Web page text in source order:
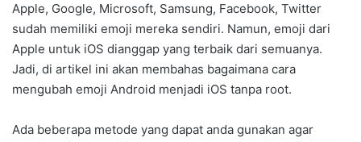
Apple, Google, Microsoft, Samsung, Facebook, Twitter
sudah memiliki emoji mereka sendiri. Namun, emoji dari
Apple untuk iOS dianggap yang terbaik dari semuanya.
Jadi, di artikel ini akan membahas bagaimana cara
mengubah emoji Android menjadi iOS tanpa root.
Ada beberapa metode yang dapat anda gunakan agar